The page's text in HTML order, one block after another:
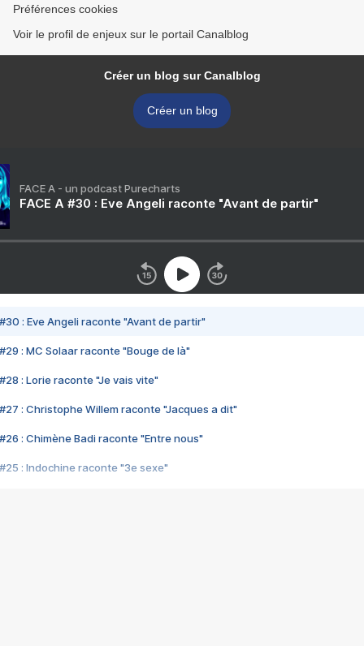
Préférences cookies
Voir le profil de enjeux sur le portail Canalblog
Créer un blog sur Canalblog
Créer un blog
FACE A - un podcast Purecharts
FACE A #30 : Eve Angeli raconte "Avant de partir"
#30 : Eve Angeli raconte "Avant de partir"
#29 : MC Solaar raconte "Bouge de là"
#28 : Lorie raconte "Je vais vite"
#27 : Christophe Willem raconte "Jacques a dit"
#26 : Chimène Badi raconte "Entre nous"
#25 : Indochine raconte "3e sexe"